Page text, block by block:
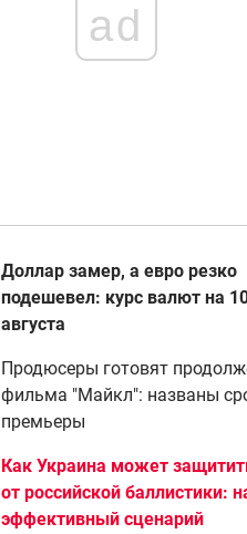
ad
Доллар замер, а евро резко
подешевел: курс валют на
августа
Продюсеры готовят
фильма "Майкл": названы
премьеры
Как Украина может
от российской баллистики:
эффективный сценарий